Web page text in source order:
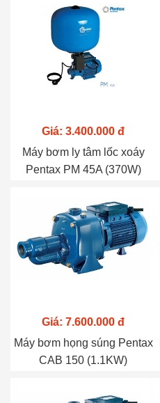
Giá: 3.400.000 đ
Máy bơm ly tâm lốc xoáy
Pentax PM 45A (370W)
Giá: 7.600.000 đ
Máy bơm họng súng Pentax
CAB 150 (1.1KW)